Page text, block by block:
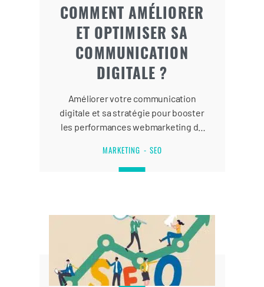
COMMENT AMÉLIORER
ET OPTIMISER SA
COMMUNICATION
DIGITALE ?
Améliorer votre communication
digitale et sa stratégie pour booster
les performances webmarketing de
site internet.
MARKETING SEO